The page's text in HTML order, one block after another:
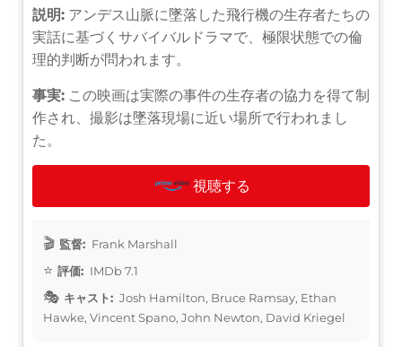
説明: アンデス山脈に墜落した飛行機の生存者たちの
実話に基づくサバイバルドラマで、極限状態での倫
理的判断が問われます。
事実: この映画は実際の事件の生存者の協力を得て制
作され、撮影は墜落現場に近い場所で行われまし
た。
視聴する
監督: Frank Marshall
評価: IMDb 7.1
キャスト: Josh Hamilton, Bruce Ramsay, Ethan
Hawke, Vincent Spano, John Newton, David Kriegel